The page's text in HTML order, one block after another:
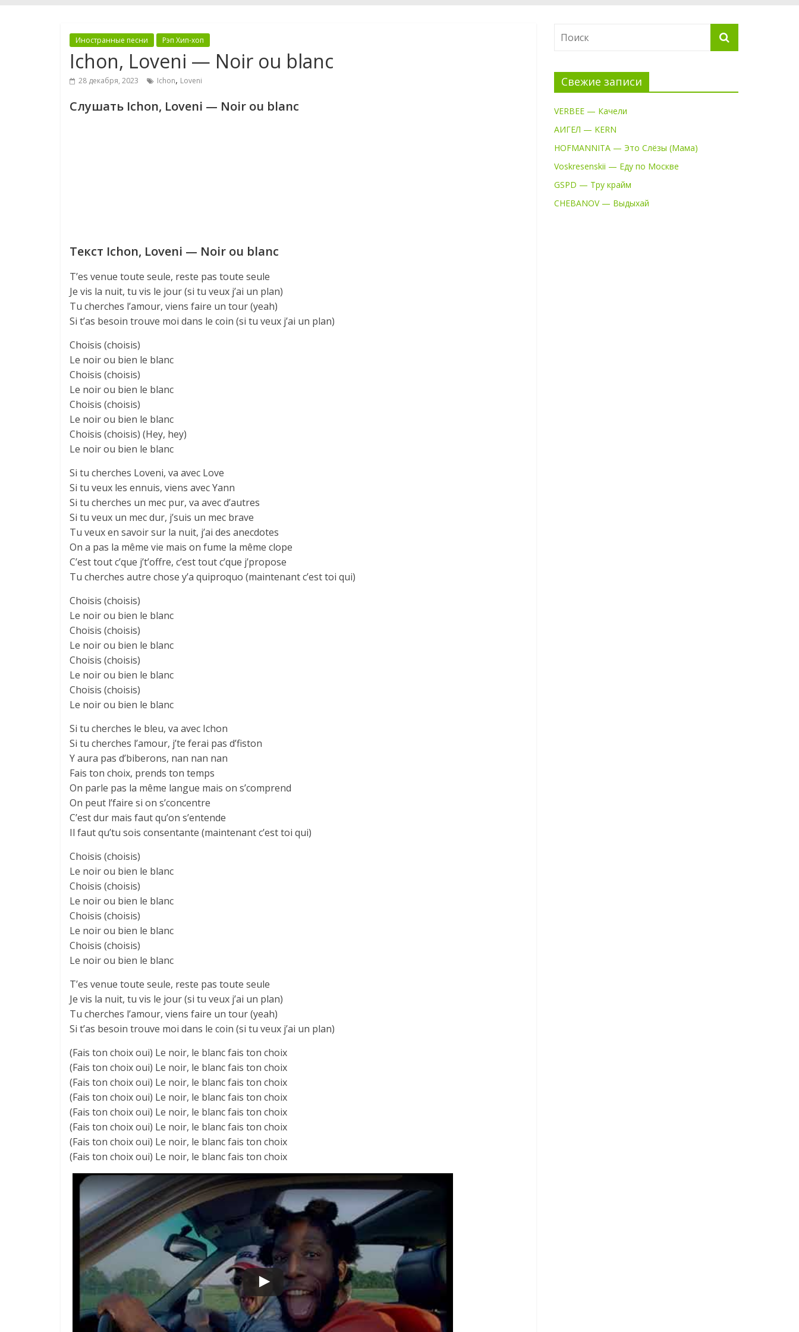
Иностранные песни Рэп Хип-хоп
Ichon, Loveni — Noir ou blanc
28 декабря, 2023 Ichon, Loveni
Слушать Ichon, Loveni — Noir ou blanc
Текст Ichon, Loveni — Noir ou blanc
T’es venue toute seule, reste pas toute seule
Je vis la nuit, tu vis le jour (si tu veux j’ai un plan)
Tu cherches l’amour, viens faire un tour (yeah)
Si t’as besoin trouve moi dans le coin (si tu veux j’ai un plan)
Choisis (choisis)
Le noir ou bien le blanc
Choisis (choisis)
Le noir ou bien le blanc
Choisis (choisis)
Le noir ou bien le blanc
Choisis (choisis) (Hey, hey)
Le noir ou bien le blanc
Si tu cherches Loveni, va avec Love
Si tu veux les ennuis, viens avec Yann
Si tu cherches un mec pur, va avec d’autres
Si tu veux un mec dur, j’suis un mec brave
Tu veux en savoir sur la nuit, j’ai des anecdotes
On a pas la même vie mais on fume la même clope
C’est tout c’que j’t’offre, c’est tout c’que j’propose
Tu cherches autre chose y’a quiproquo (maintenant c’est toi qui)
Choisis (choisis)
Le noir ou bien le blanc
Choisis (choisis)
Le noir ou bien le blanc
Choisis (choisis)
Le noir ou bien le blanc
Choisis (choisis)
Le noir ou bien le blanc
Si tu cherches le bleu, va avec Ichon
Si tu cherches l’amour, j’te ferai pas d’fiston
Y aura pas d’biberons, nan nan nan
Fais ton choix, prends ton temps
On parle pas la même langue mais on s’comprend
On peut l’faire si on s’concentre
C’est dur mais faut qu’on s’entende
Il faut qu’tu sois consentante (maintenant c’est toi qui)
Choisis (choisis)
Le noir ou bien le blanc
Choisis (choisis)
Le noir ou bien le blanc
Choisis (choisis)
Le noir ou bien le blanc
Choisis (choisis)
Le noir ou bien le blanc
T’es venue toute seule, reste pas toute seule
Je vis la nuit, tu vis le jour (si tu veux j’ai un plan)
Tu cherches l’amour, viens faire un tour (yeah)
Si t’as besoin trouve moi dans le coin (si tu veux j’ai un plan)
(Fais ton choix oui) Le noir, le blanc fais ton choix
(Fais ton choix oui) Le noir, le blanc fais ton choix
(Fais ton choix oui) Le noir, le blanc fais ton choix
(Fais ton choix oui) Le noir, le blanc fais ton choix
(Fais ton choix oui) Le noir, le blanc fais ton choix
(Fais ton choix oui) Le noir, le blanc fais ton choix
(Fais ton choix oui) Le noir, le blanc fais ton choix
(Fais ton choix oui) Le noir, le blanc fais ton choix
Свежие записи
VERBEE — Качели
АИГЕЛ — KERN
HOFMANNITA — Это Слёзы (Мама)
Voskresenskii — Еду по Москве
GSPD — Тру крайм
CHEBANOV — Выдыхай